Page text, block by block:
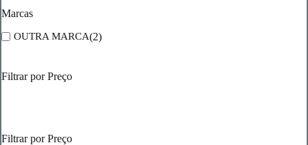
Marcas
OUTRA MARCA(2)
Filtrar por Preço
Filtrar por Preço